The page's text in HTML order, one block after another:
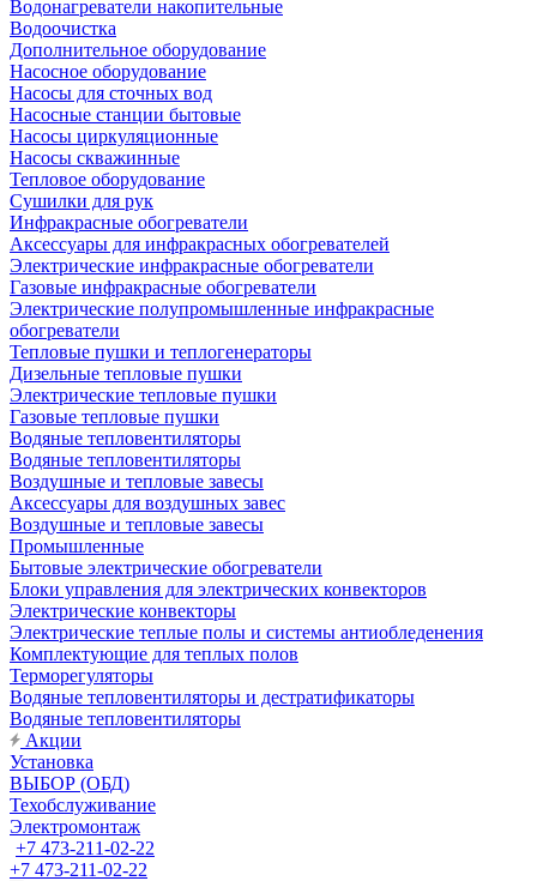
Водонагреватели накопительные
Водоочистка
Дополнительное оборудование
Насосное оборудование
Насосы для сточных вод
Насосные станции бытовые
Насосы циркуляционные
Насосы скважинные
Тепловое оборудование
Сушилки для рук
Инфракрасные обогреватели
Аксессуары для инфракрасных обогревателей
Электрические инфракрасные обогреватели
Газовые инфракрасные обогреватели
Электрические полупромышленные инфракрасные
обогреватели
Тепловые пушки и теплогенераторы
Дизельные тепловые пушки
Электрические тепловые пушки
Газовые тепловые пушки
Водяные тепловентиляторы
Водяные тепловентиляторы
Воздушные и тепловые завесы
Аксессуары для воздушных завес
Воздушные и тепловые завесы
Промышленные
Бытовые электрические обогреватели
Блоки управления для электрических конвекторов
Электрические конвекторы
Электрические теплые полы и системы антиобледенения
Комплектующие для теплых полов
Терморегуляторы
Водяные тепловентиляторы и дестратификаторы
Водяные тепловентиляторы
Акции
Установка
ВЫБОР (ОБД)
Техобслуживание
Электромонтаж
+7 473-211-02-22
+7 473-211-02-22